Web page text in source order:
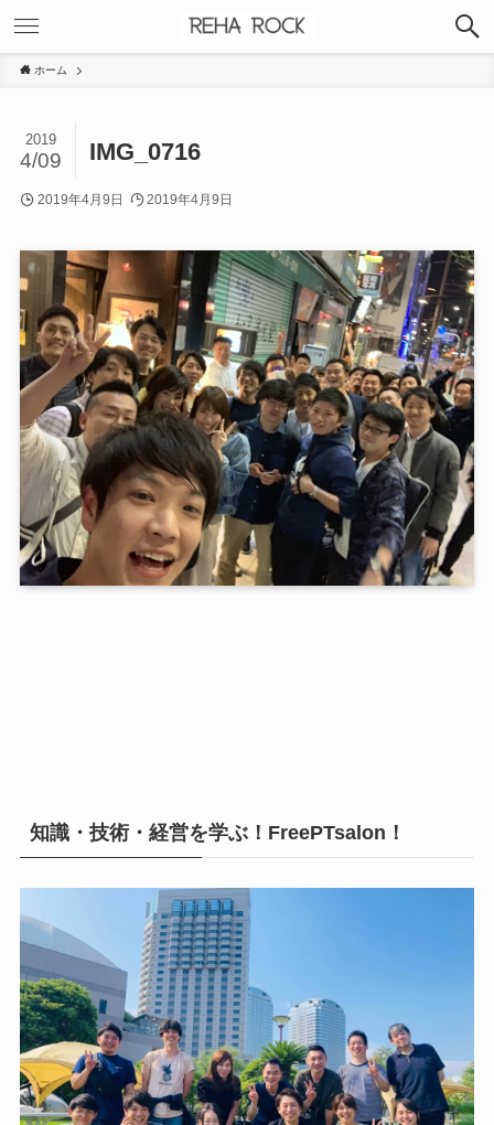
ホーム
IMG_0716
2019
4/09
2019年4月9日 2019年4月9日
知識・技術・経営を学ぶ！FreePTsalon！